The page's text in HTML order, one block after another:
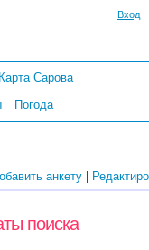
Вход
Карта Сарова
Погода
анкету
поиска